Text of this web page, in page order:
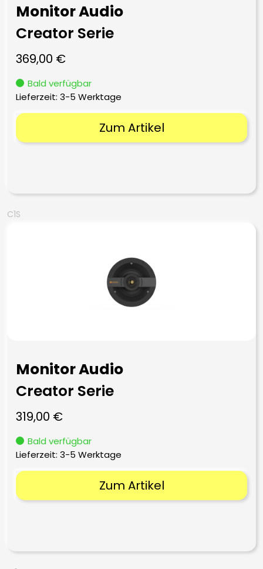
Monitor Audio
Creator Serie
369,00 €
Bald verfügbar
Lieferzeit: 3-5 Werktage
Zum Artikel
C1S
Monitor Audio
Creator Serie
319,00 €
Bald verfügbar
Lieferzeit: 3-5 Werktage
Zum Artikel